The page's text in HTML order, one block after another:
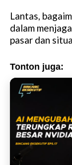
Lantas,
dalam
pasar dan
Tonton juga: